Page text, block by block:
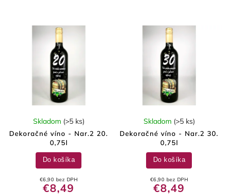
Dekoračné víno - Nar.2 20.
0,75l
Skladom (>5 ks)
€6,90 bez DPH
€8,49
Do košíka
Dekoračné víno - Nar.2 30.
0,75l
Skladom (>5 ks)
€6,90 bez DPH
€8,49
Do košíka